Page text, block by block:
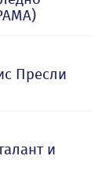
Пресли
и